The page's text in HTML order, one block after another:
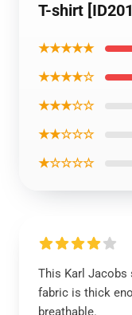
T-shirt
★★★★★
★★★★☆
★★★☆☆
★★☆☆☆
★☆☆☆☆
This Karl Jacobs
fabric is thick
breathable.